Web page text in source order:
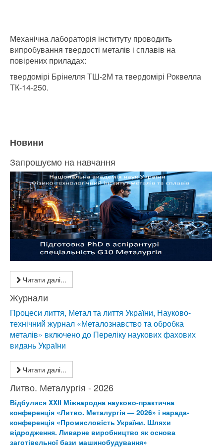
Механічна лабораторія інституту проводить
випробування твердості металів і сплавів на
повірених приладах:
твердомірі Брінелля ТШ-2М та твердомірі Роквелла
ТК-14-250.
Новини
Запрошуємо на навчання
Читати далі...
Журнали
Процеси лиття, Метал та лиття України, Науково-
технічний журнал «Металознавство та обробка
металів» включено до Переліку наукових фахових
видань України
Читати далі...
Литво. Металургія - 2026
Відбулися XXІІ Міжнародна науково-практична
конференція «Литво. Металургія — 2026» і нарада-
конференція «Промисловість України. Шляхи
відродження. Ливарне виробництво як основа
заготівельної бази машинобудування»